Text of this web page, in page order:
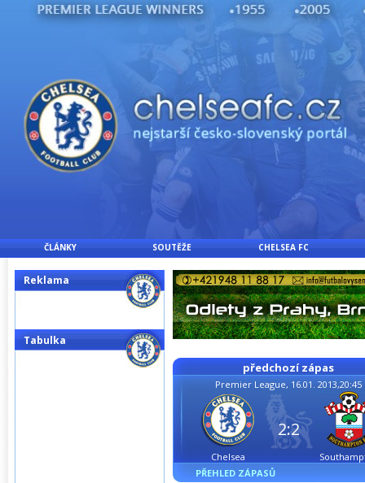
ČLÁNKY SOUTĚŽE CHELSEA FC
předchozí zápas
Premier League, 16.01. 2013,20:45
Chelsea
2:2
PŘEHLED ZÁPASŮ
Reklama
Tabulka